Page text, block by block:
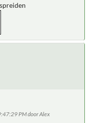
PM door Alex